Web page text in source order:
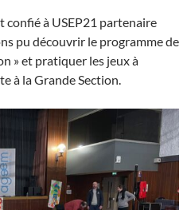
confié à USEP21 partenaire
pu découvrir le programme de
» et pratiquer les jeux à
à la Grande Section.